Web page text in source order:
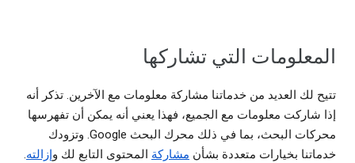
المعلومات التي تشاركها
تتيح لك العديد من خدماتنا مشاركة معلومات مع الآخرين. تذكر أنه
إذا شاركت معلومات مع الجميع، فهذا يعني أنه يمكن أن تفهرسها
محركات البحث، بما في ذلك محرك البحث Google. وتزودك
خدماتنا بخيارات متعددة بشأن مشاركة المحتوى التابع لك وإزالته.